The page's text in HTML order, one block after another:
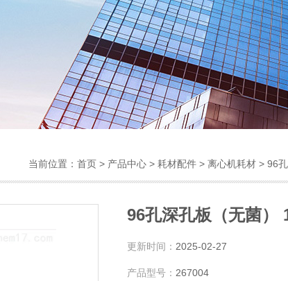
当前位置： 首页 > 产品中心 > 耗材配件 > 离心机耗材 > 96
96孔深孔板（无菌）
更新时间： 2025-02-27
产品型号： 267004